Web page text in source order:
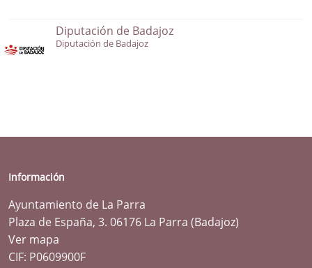
Diputación de Badajoz
Diputación de Badajoz
Información
Ayuntamiento de La Parra
Plaza de España, 3. 06176 La Parra (Badajoz)
Ver mapa
CIF: P0609900F